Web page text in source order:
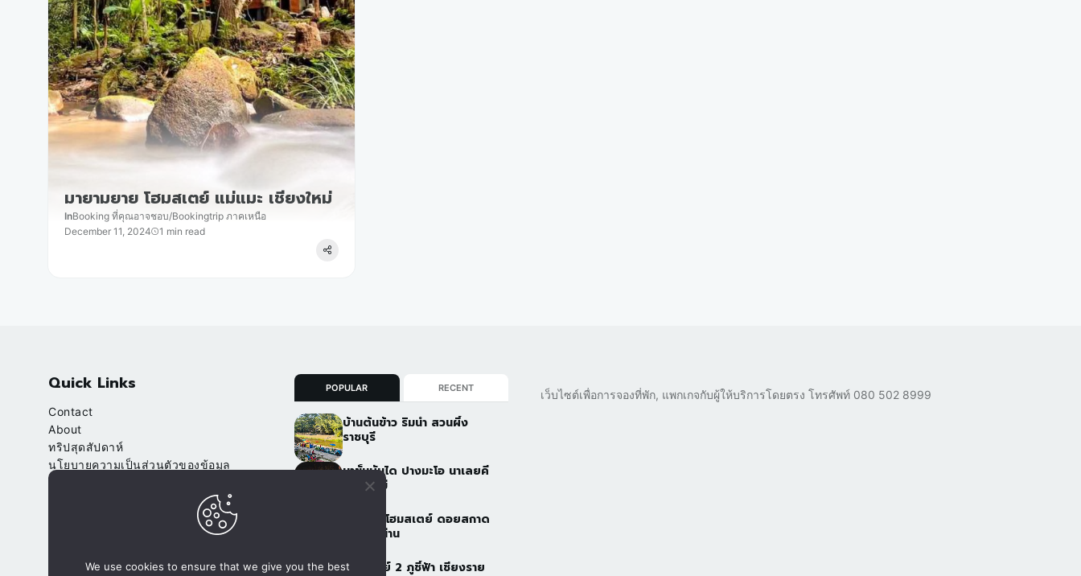
มายามยาย โฮมสเตย์ แม่แมะ เชียงใหม่
InBooking ที่คุณอาจชอบ/Bookingtrip ภาคเหนือ
December 11, 2024
1 min read
Quick Links
Contact
About
ทริปสุดสัปดาห์
นโยบายความเป็นส่วนตัวของข้อมูล
จองที่พัก.com
POPULAR RECENT
บ้านต้นข้าว ริมน้ำ สวนผึ้ง
ราชบุรี
นาขั้นบันได ปางมะโอ นาเลยคี
เชียงใหม่
จาวดอยโฮมสเตย์ ดอยสกาด
อ.ปัว จ.น่าน
ภูฟ้าอารีย์ 2 ภูชี้ฟ้า เชียงราย
เว็บไซต์เพื่อการจองที่พัก, แพกเกจกับผู้ให้บริการโดยตรง โทรศัพท์ 080 502 8999
We use cookies to ensure that we give you the best